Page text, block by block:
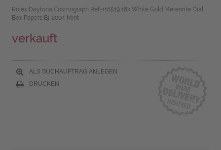
Rolex Daytona Cosmograph Ref-116519 18k White Gold Meteorite Dial
Box Papers Bj-2004 Mint
verkauft
ALS SUCHAUFTRAG ANLEGEN
DRUCKEN